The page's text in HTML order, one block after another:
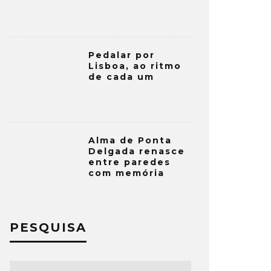
Pedalar por
Lisboa, ao ritmo
de cada um
Alma de Ponta
Delgada renasce
entre paredes
com memória
PESQUISA